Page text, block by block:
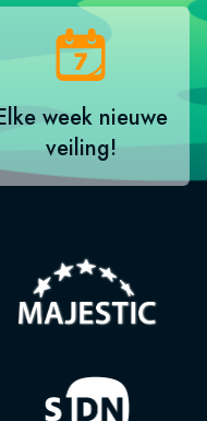
week nieuwe
veiling!